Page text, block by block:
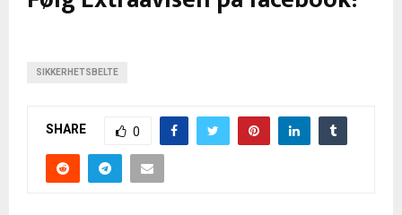
SIKKERHETSBELTE
SHARE 0